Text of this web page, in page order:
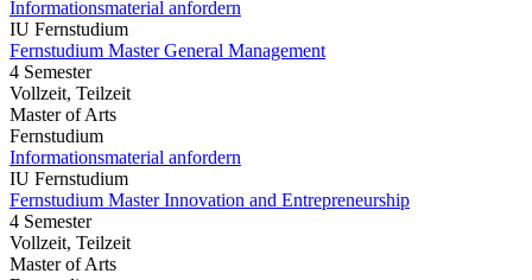
Informationsmaterial anfordern
IU Fernstudium
Fernstudium Master General Management
4 Semester
Vollzeit, Teilzeit
Master of Arts
Fernstudium
Informationsmaterial anfordern
IU Fernstudium
Fernstudium Master Innovation and Entrepreneurship
4 Semester
Vollzeit, Teilzeit
Master of Arts